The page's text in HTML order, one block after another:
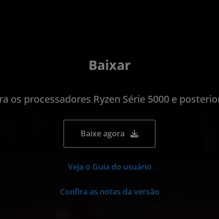
Baixar
os processadores Ryzen Série 5000 e
Baixe agora
Veja o Guia do usuário
Confira as notas da versão